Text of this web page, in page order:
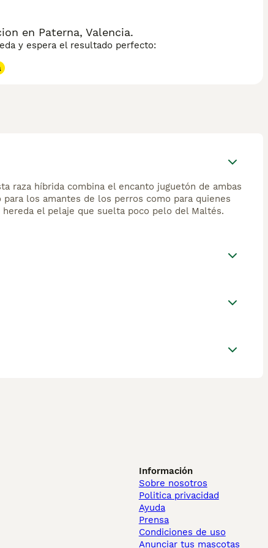
en Paterna, Valencia.
y espera el resultado perfecto:
raza híbrida combina el encanto juguetón de ambas
los amantes de los perros como para quienes
el pelaje que suelta poco pelo del Maltés.
Información
Sobre nosotros
Politica privacidad
Ayuda
Prensa
Condiciones de uso
Anunciar tus mascotas